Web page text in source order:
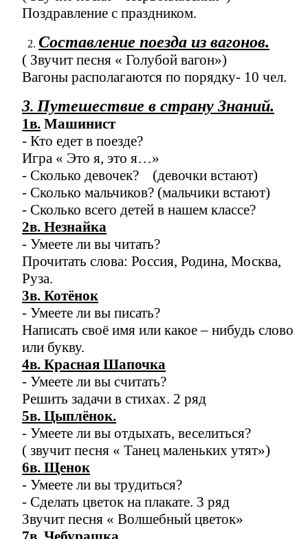
Поздравление с праздником.
Составление поезда из вагонов.
( Звучит песня « Голубой вагон»)
Вагоны располагаются по порядку- 10 чел.
3. Путешествие в страну Знаний.
1в. Машинист
- Кто едет в поезде?
Игра « Это я, это я…»
- Сколько девочек? (девочки встают)
- Сколько мальчиков? (мальчики встают)
- Сколько всего детей в нашем классе?
2в. Незнайка
- Умеете ли вы читать?
Прочитать слова: Россия, Родина, Москва,
Руза.
3в. Котёнок
- Умеете ли вы писать?
Написать своё имя или какое – нибудь слово
или букву.
4в. Красная Шапочка
- Умеете ли вы считать?
Решить задачи в стихах. 2 ряд
5в. Цыплёнок.
- Умеете ли вы отдыхать, веселиться?
( звучит песня « Танец маленьких утят»)
6в. Щенок
- Умеете ли вы трудиться?
- Сделать цветок на плакате. 3 ряд
Звучит песня « Волшебный цветок»